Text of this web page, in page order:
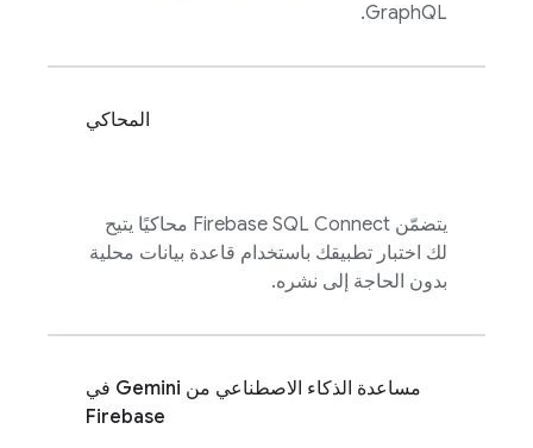
GraphQL.
المحاكي
يتضمّن Firebase SQL Connect محاكيًا يتيح
لك اختبار تطبيقك باستخدام قاعدة بيانات محلية
بدون الحاجة إلى نشره.
مساعدة الذكاء الاصطناعي من Gemini في
Firebase